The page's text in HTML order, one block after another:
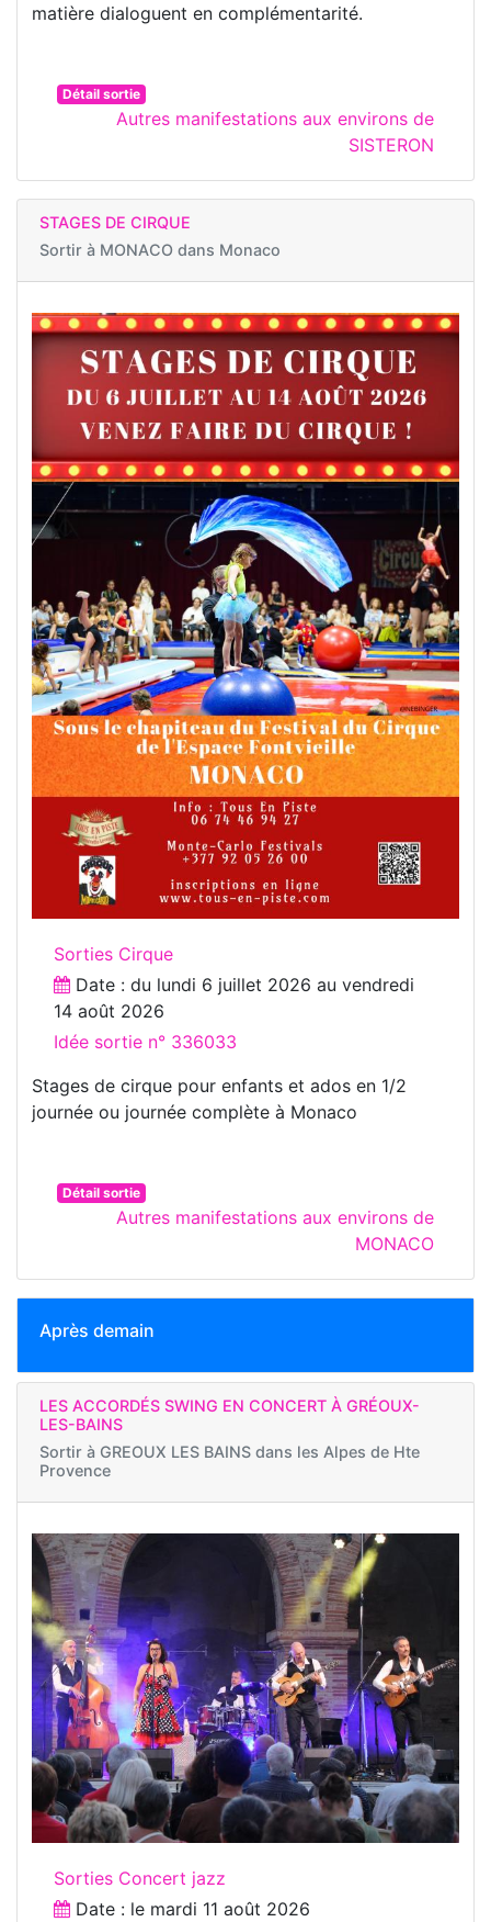
matière dialoguent en complémentarité.
Détail sortie
Autres manifestations aux environs de
SISTERON
STAGES DE CIRQUE
Sortir à MONACO dans Monaco
Sorties Cirque
Date : du lundi 6 juillet 2026 au vendredi
14 août 2026
Idée sortie n° 336033
Stages de cirque pour enfants et ados en 1/2
journée ou journée complète à Monaco
Détail sortie
Autres manifestations aux environs de
MONACO
Après demain
LES ACCORDÉS SWING EN CONCERT À GRÉOUX-
LES-BAINS
Sortir à GREOUX LES BAINS dans les Alpes de Hte
Provence
Sorties Concert jazz
Date : le mardi 11 août 2026